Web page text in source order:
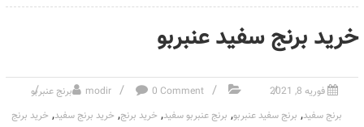
خرید برنج سفید عنبربو
فوریه 8, 2021 modir 0 Comment
برنج عنبربو
برنج سفید, برنج سفید عنبربو, برنج عنبربو سفید, خرید برنج, خرید برنج سفید, خرید برنج